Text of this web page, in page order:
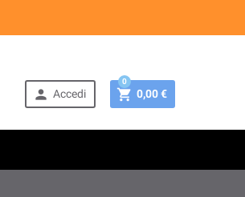
 Accedi  0,00 €
0